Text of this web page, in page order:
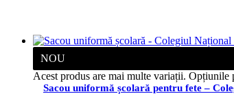
NOU
Acest produs are mai multe variații. Opțiunile
Sacou uniformă școlară pentru fete –